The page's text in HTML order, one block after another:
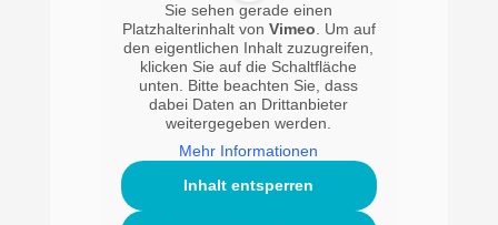
Sie sehen gerade einen
Platzhalterinhalt von Vimeo . Um auf
den eigentlichen Inhalt zuzugreifen,
klicken Sie auf die Schaltfläche
unten. Bitte beachten Sie, dass
dabei Daten an Drittanbieter
weitergegeben werden.
Mehr Informationen
Inhalt entsperren